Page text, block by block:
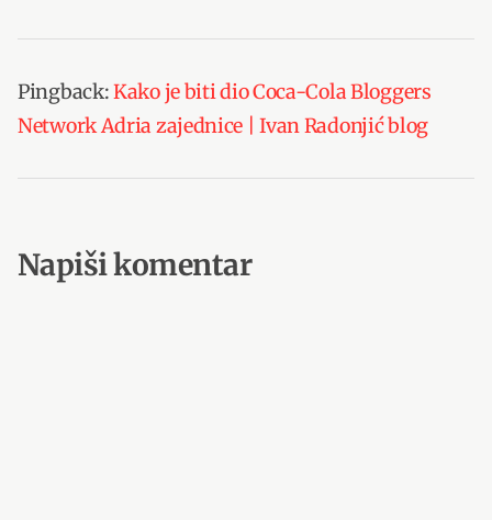
Pingback:Kako je biti dio Coca-Cola Bloggers
Network Adria zajednice | Ivan Radonjić blog
Napiši komentar